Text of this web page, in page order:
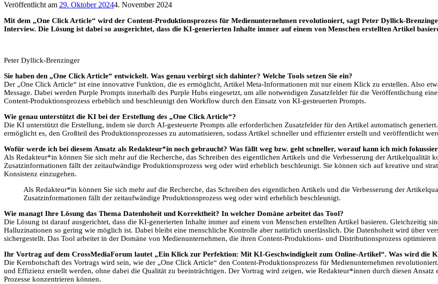
Veröffentlicht am 29. Oktober 20244. November 2024
Mit dem „One Click Article“ wird der Content-Produktionsprozess für Medienunternehmen revolutioniert, sagt Peter Dyllick-
Interview. Die Lösung ist dabei so ausgerichtet, dass die KI-generierten Inhalte immer auf einem von Menschen erstellten Artikel
Peter Dyllick-Brenzinger
Sie haben den „One Click Article“ entwickelt. Was genau verbirgt sich dahinter? Welche Tools setzen Sie ein?
Der „One Click Article“ ist eine innovative Funktion, die es ermöglicht, Artikel Meta-Informationen mit nur einem Klick zu erstellen. Also
Message. Dabei werden Purple Prompts innerhalb des Purple Hubs eingesetzt, um alle notwendigen Zusatzfelder für die Veröffentlichung
Content-Produktionsprozess erheblich und beschleunigt den Workflow durch den Einsatz von KI-gesteuerten Prompts.
Wie genau unterstützt die KI bei der Erstellung des „One Click Article“?
Die KI unterstützt die Erstellung, indem sie durch AI-gesteuerte Prompts alle erforderlichen Zusatzfelder für den Artikel automatisch
ermöglicht es, den Großteil des Produktionsprozesses zu automatisieren, sodass Artikel schneller und effizienter erstellt und veröffentlicht
Wofür werde ich bei diesem Ansatz als Redakteur*in noch gebraucht? Was fällt weg bzw. geht schneller, worauf kann ich mich
Als Redakteur*in können Sie sich mehr auf die Recherche, das Schreiben des eigentlichen Artikels und die Verbesserung der Artikelqualität
Zusatzinformationen fällt der zeitaufwändige Produktionsprozess weg oder wird erheblich beschleunigt. Sie können sich auf kreative und
Konsistenz einzugehen.
Als Redakteur*in können Sie sich mehr auf die Recherche, das Schreiben des eigentlichen Artikels und die Verbesserung der
Zusatzinformationen fällt der zeitaufwändige Produktionsprozess weg oder wird erheblich beschleunigt.
Wie managt Ihre Lösung das Thema Datenhoheit und Korrektheit? In welcher Domäne arbeitet das Tool?
Die Lösung ist darauf ausgerichtet, dass die KI-generierten Inhalte immer auf einem von Menschen erstellten Artikel basieren. Gleichzeitig
Halluzinationen so gering wie möglich ist. Dabei bleibt eine menschliche Kontrolle aber natürlich unerlässlich. Die Datenhoheit wird über
sichergestellt. Das Tool arbeitet in der Domäne von Medienunternehmen, die ihren Content-Produktions- und Distributionsprozess optimieren
Ihr Vortrag auf dem CrossMediaForum lautet „Ein Klick zur Perfektion: Mit KI-Geschwindigkeit zum Online-Artikel“. Was wird die
Die Kernbotschaft des Vortrags wird sein, wie der „One Click Article“ den Content-Produktionsprozess für Medienunternehmen
und Effizienz erstellt werden, ohne dabei die Qualität zu beeinträchtigen. Der Vortrag wird zeigen, wie Redakteur*innen durch diesen
Prozesse konzentrieren können.